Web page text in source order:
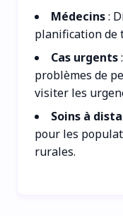
Médecins:
planification de
Cas urgents
problèmes de
visiter les
Soins à
pour les
rurales.